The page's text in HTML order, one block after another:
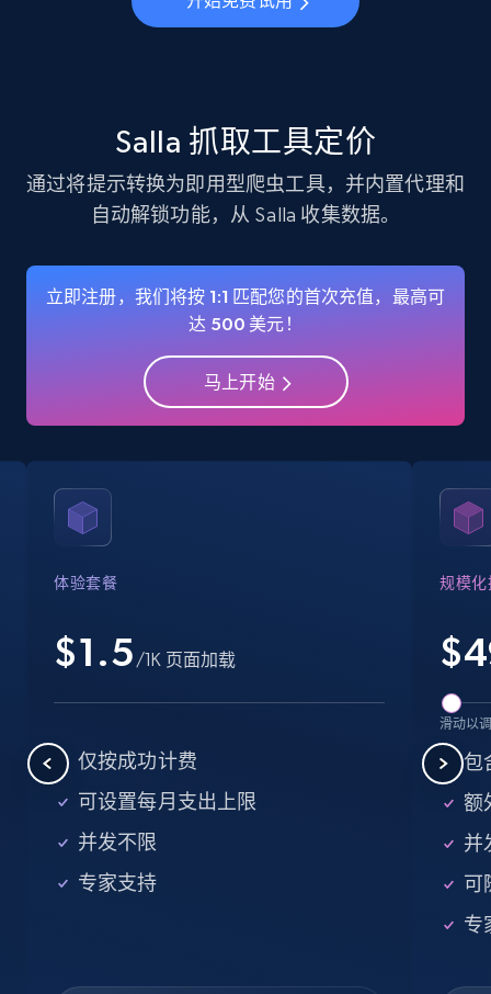
Account, Fbid, ID, Followers, Posts count, Is
business account, Is professional account, Is
Instagram - Profiles - Collect profile
business account, Is professional account, Is
verified, and more.
3.4K+ 注册使用
Crunchbase companies information
Name, URL, ID, Cb rank, Region, About,
Searching data by keyword
Name, URL, ID, Cb rank, Region, About,
Industries, Operating status, and more.
Salla 抓取工具定价
通过将提示转换为即用型爬虫工具，并内置代理和
自动解锁功能，从 Salla 收集数据。
立即注册，我们将按 1:1 匹配您的首次充值，最高可
达 500 美元！
马上开始
体验套餐
$1.5 /1K 页面加载
仅按成功计费
可设置每月支出上限
并发不限
专家支持
规模化
$
滑动以
包
额
并
可
专